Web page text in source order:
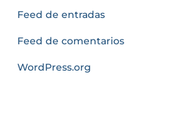
Feed de entradas
Feed de comentarios
WordPress.org